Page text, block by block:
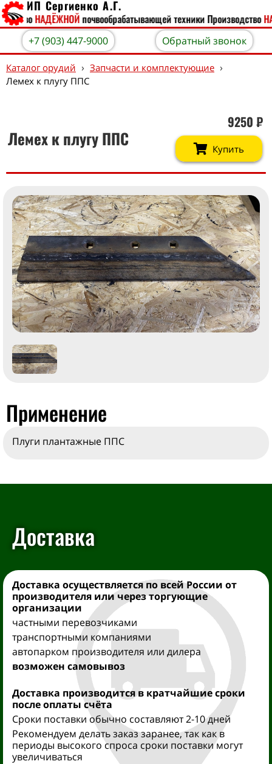
ИП Сергиенко А.Г.
НАДЁЖНОЙпочвообрабатывающей техникиПроизводство
+7 (903) 447-9000 Обратный звонок
Каталог орудий › Запчасти и комплектующие ›
Лемех к плугу ППС
Лемех к плугу ППС
9250 ₽
Купить
Применение
Плуги плантажные ППС
Доставка
Доставка осуществляетсяпо всей России от
производителя или через торгующие
организации
частными перевозчиками
транспортными компаниями
автопарком производителя или дилера
возможен самовывоз
Доставка производитсяв кратчайшие сроки
после оплаты счёта
Сроки поставки обычно составляют 2-10 дней
Рекомендуем делать заказ заранее, так как в
периоды высокого спроса сроки поставки могут
увеличиваться